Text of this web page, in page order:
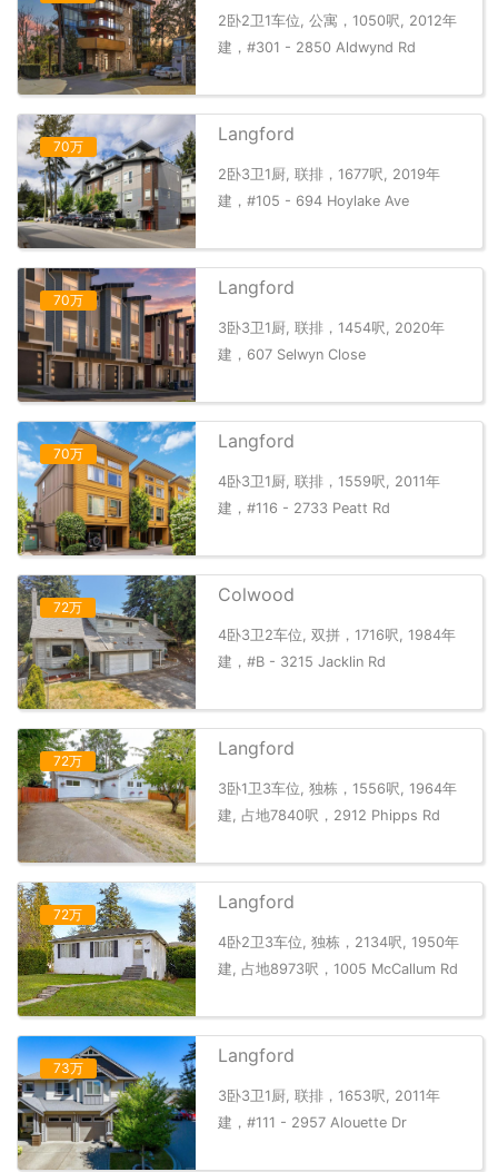
2卧2卫1车位, 公寓，1050呎, 2012年
建，#301 - 2850 Aldwynd Rd
70万
Langford
2卧3卫1厨, 联排，1677呎, 2019年
建，#105 - 694 Hoylake Ave
70万
Langford
3卧3卫1厨, 联排，1454呎, 2020年
建，607 Selwyn Close
70万
Langford
4卧3卫1厨, 联排，1559呎, 2011年
建，#116 - 2733 Peatt Rd
72万
Colwood
4卧3卫2车位, 双拼，1716呎, 1984年
建，#B - 3215 Jacklin Rd
72万
Langford
3卧1卫3车位, 独栋，1556呎, 1964年
建, 占地7840呎，2912 Phipps Rd
72万
Langford
4卧2卫3车位, 独栋，2134呎, 1950年
建, 占地8973呎，1005 McCallum Rd
73万
Langford
3卧3卫1厨, 联排，1653呎, 2011年
建，#111 - 2957 Alouette Dr